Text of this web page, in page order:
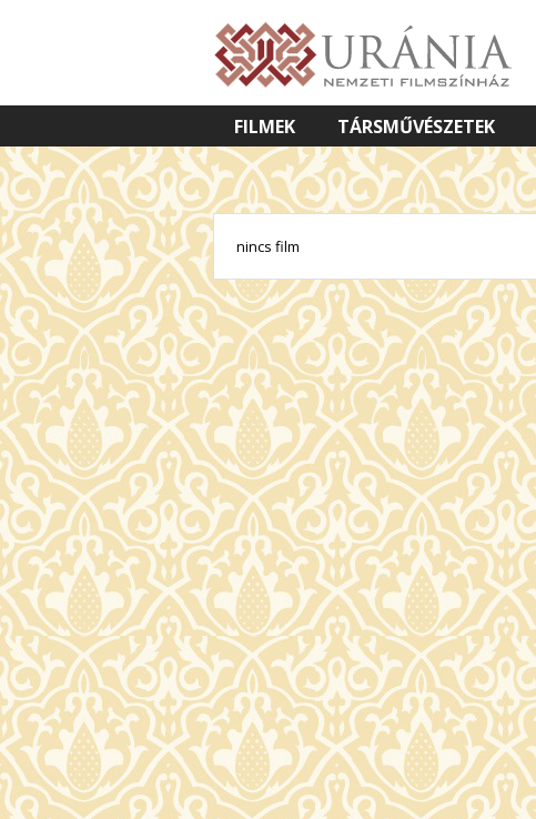
FILMEK TÁRSMŰVÉSZETEK
VETÍTETT KÉPES ELŐADÁSOK
nincs film